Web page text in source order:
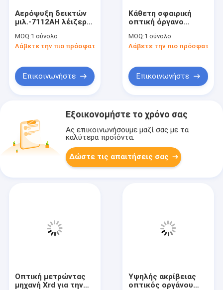
Αερόψυξη δεικτών
μιλ.-7112AH λέιζερ
δεύτερο χέρι
MOQ:1 σύνολο
Λάβετε την πιο πρόσφατη τιμή
Επικοινωνήστε
Κάθετη σφαιρική
οπτική όργανο
παρεμβαλλόμετρων
για την οπτική
MOQ:1 σύνολο
Λάβετε την πιο πρόσφατη
Επικοινωνήστε
Εξοικονομήστε το χρόνο σας
Ας επικοινωνήσουμε μαζί σας με τα
καλύτερα προϊόντα.
Δώστε τις απαιτήσεις σας
Οπτική μετρώντας
μηχανή Xrd για την
Υψηλής ακρίβειας
οπτικός οργάνου